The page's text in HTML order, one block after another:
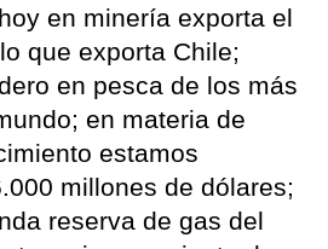
en minería exporta el
que exporta Chile;
en pesca de los más
en materia de
estamos
millones de dólares;
reserva de gas del